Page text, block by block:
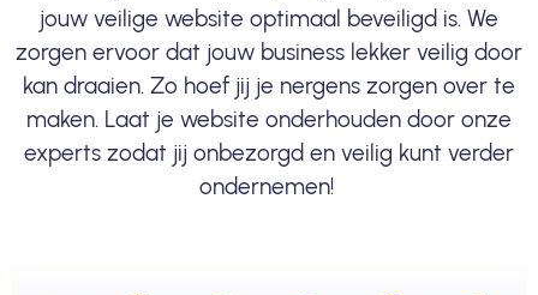
jouw veilige website optimaal beveiligd is. We
zorgen ervoor dat jouw business lekker veilig door
kan draaien. Zo hoef jij je nergens zorgen over te
maken. Laat je website onderhouden door onze
experts zodat jij onbezorgd en veilig kunt verder
ondernemen!